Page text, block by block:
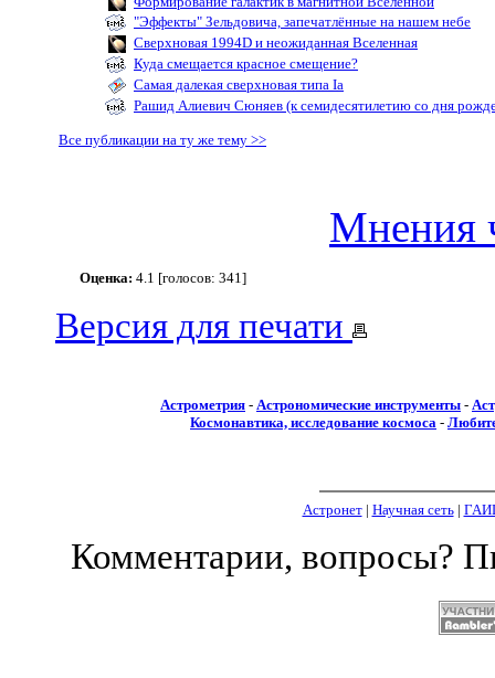
"Эффекты" Зельдовича, запечатлённые на нашем небе
Сверхновая 1994D и неожиданная Вселенная
Куда смещается красное смещение?
Самая далекая сверхновая типа Ia
Рашид Алиевич Сюняев (к семидесятилетию со дня
Все публикации на ту же тему >>
Мнения
Оценка: 4.1 [голосов: 341]
Версия для печати
Астрометрия - Астрономические инструменты -
Космонавтика, исследование космоса -
Астронет| Научная сеть|
Комментарии, вопросы?